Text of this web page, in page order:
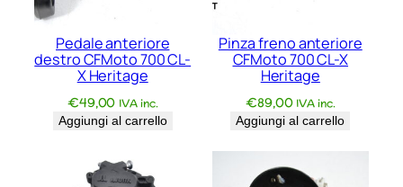
C
L
-
X
H
e
Pedale anteriore
destro CFMoto 700 CL-
X Heritage
€49,00 IVA inc.
Aggiungi al carrello
Pinza freno anteriore
CFMoto 700 CL-X
Heritage
€89,00 IVA inc.
Aggiungi al carrello